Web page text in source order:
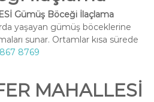
Gümüş Böceği İlaçlama
yaşayan gümüş böceklerine
sunar. Ortamlar kısa sürede
8769
MAHALLESİ